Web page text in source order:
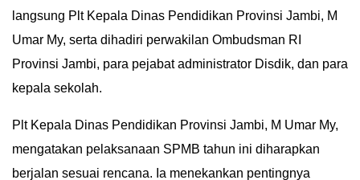
IN
DEPTH
OPINI
INFOGRAFIS
langsung Plt Kepala Dinas Pendidikan Provinsi Jambi, M
Umar My, serta dihadiri perwakilan Ombudsman RI
Provinsi Jambi, para pejabat administrator Disdik, dan para
kepala sekolah.
Plt Kepala Dinas Pendidikan Provinsi Jambi, M Umar My,
mengatakan pelaksanaan SPMB tahun ini diharapkan
berjalan sesuai rencana. Ia menekankan pentingnya